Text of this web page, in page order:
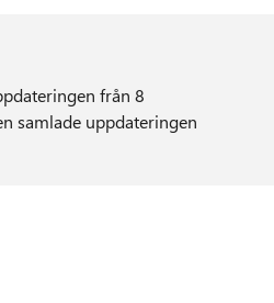
från 8
samlade uppdateringen